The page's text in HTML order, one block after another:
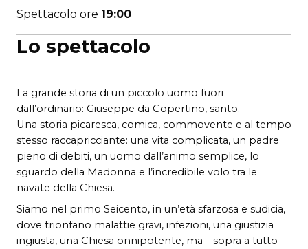
Lo spettacolo
La grande storia di un piccolo uomo fuori
dall’ordinario: Giuseppe da Copertino, santo.
Una storia picaresca, comica, commovente e al tempo
stesso raccapricciante: una vita complicata, un padre
pieno di debiti, un uomo dall’animo semplice, lo
sguardo della Madonna e l’incredibile volo tra le
navate della Chiesa.
Siamo nel primo Seicento, in un’età sfarzosa e sudicia,
dove trionfano malattie gravi, infezioni, una giustizia
ingiusta, una Chiesa onnipotente, ma – sopra a tutto –
Spettacolo ore 19:00